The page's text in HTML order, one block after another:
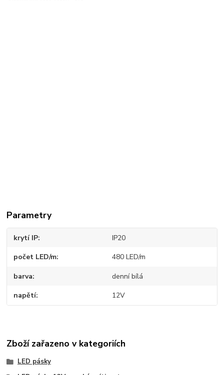
Parametry
krytí IP IP20
počet LED/m 480 LED/m
barva denní bílá
napětí 12V
Zboží zařazeno v kategoriích
LED pásky